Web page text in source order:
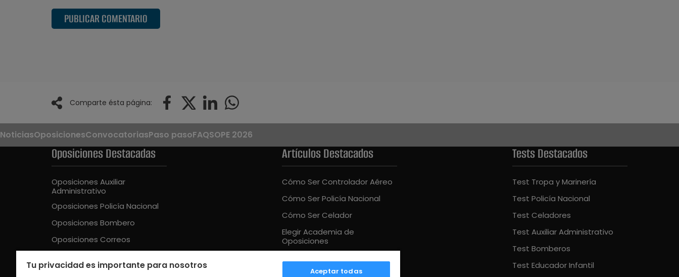
PUBLICAR COMENTARIO
Comparte ésta página:
NoticiasOposicionesConvocatoriasPaso pasoFAQSOPE 2026
Oposiciones Destacadas
Oposiciones Auxiliar
Administrativo
Oposiciones Policía Nacional
Oposiciones Bombero
Oposiciones Correos
Oposiciones Educación Intantil
Artículos Destacados
Cómo Ser Controlador Aéreo
Cómo Ser Policía Nacional
Cómo Ser Celador
Elegir Academia de
Oposiciones
Mejor Academia Oposiciones
Tests Destacados
Test Tropa y Marinería
Test Policía Nacional
Test Celadores
Test Auxiliar Administrativo
Test Bomberos
Test Educador Infantil
Tu privacidad es importante para nosotros
Aceptar todas